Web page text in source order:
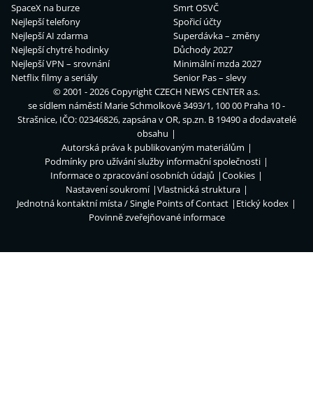
SpaceX na burze
Nejlepší telefony
Nejlepší AI zdarma
Nejlepší chytré hodinky
Nejlepší VPN – srovnání
Netflix filmy a seriály
Smrt OSVČ
Spořicí účty
Superdávka – změny
Důchody 2027
Minimální mzda 2027
Senior Pas – slevy
© 2001 - 2026 CopyrightCZECH NEWS CENTER a.s.
se sídlem náměstí Marie Schmolkové 3493/1, 100 00 Praha 10 -
Strašnice, IČO: 02346826, zapsána v OR, sp.zn. B 19490 a dodavatelé
obsahu
Autorská práva k publikovaným materiálům
Podmínky pro užívání služby informační společnosti
Informace o zpracování osobních údajů
Cookies
Nastavení soukromí
Vlastnická struktura
Jednotná kontaktní místa / Single Points of Contact
Etický kodex
Povinně zveřejňované informace